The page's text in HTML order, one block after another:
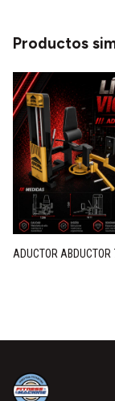
Productos
ADUCTOR ABDUCTOR